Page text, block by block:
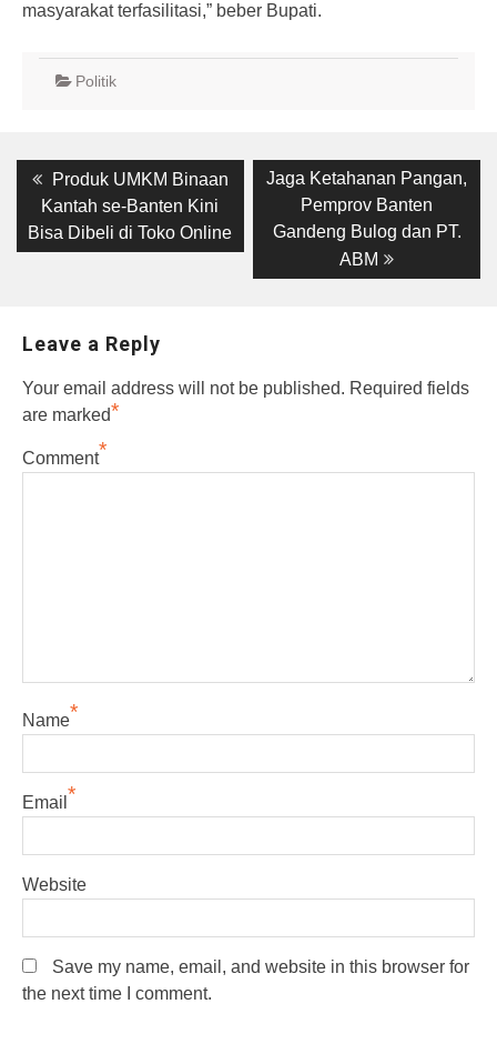
masyarakat terfasilitasi,” beber Bupati.
Politik
Post
navigation
Previous
post:
Produk UMKM Binaan
Kantah se-Banten Kini
Bisa Dibeli di Toko Online
Next
post:
Jaga Ketahanan Pangan,
Pemprov Banten
Gandeng Bulog dan PT.
ABM
Leave a Reply
Your email address will not be published. Required fields
are marked*
Comment*
Name*
Email *
Website
Save my name, email, and website in this browser for
the next time I comment.